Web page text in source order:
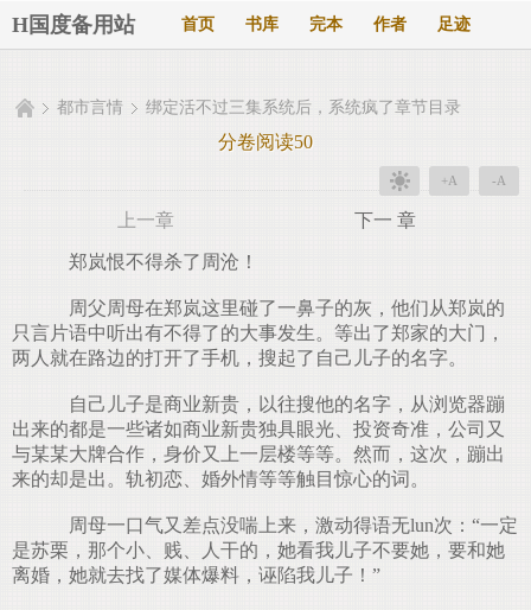
H国度备用站 首页 书库 完本 作者 足迹
都市言情 绑定活不过三集系统后，系统疯了章节目录
分卷阅读50
+A -A
上一章 下一 章
郑岚恨不得杀了周沧！
周父周母在郑岚这里碰了一鼻子的灰，他们从郑岚的
只言片语中听出有不得了的大事发生。等出了郑家的大门，
两人就在路边的打开了手机，搜起了自己儿子的名字。
自己儿子是商业新贵，以往搜他的名字，从浏览器蹦
出来的都是一些诸如商业新贵独具眼光、投资奇准，公司又
与某某大牌合作，身价又上一层楼等等。然而，这次，蹦出
来的却是出。轨初恋、婚外情等等触目惊心的词。
周母一口气又差点没喘上来，激动得语无lun次：“一定
是苏栗，那个小、贱、人干的，她看我儿子不要她，要和她
离婚，她就去找了媒体爆料，诬陷我儿子！”